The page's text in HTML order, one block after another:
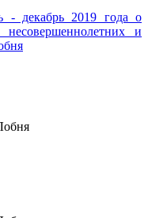
2019 года о
и